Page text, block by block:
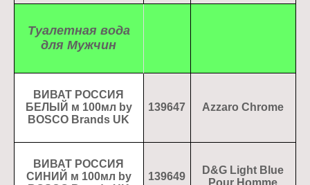
Туалетная вода
для Мужчин
ВИВАТ РОССИЯ
БЕЛЫЙ м 100мл by
BOSCO Brands UK
139647 Azzaro Chrome
ВИВАТ РОССИЯ
СИНИЙ м 100мл by
139649
D&G Light Blue
Pour Homme